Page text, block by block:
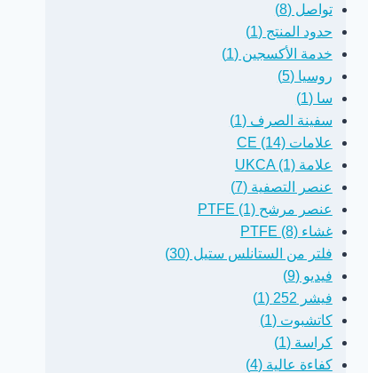
تواصل (8)
حدود المنتج (1)
خدمة الأكسجين (1)
روسيا (5)
سا (1)
سفينة الصرف (1)
علامات CE (14)
علامة UKCA (1)
عنصر التصفية (7)
عنصر مرشح PTFE (1)
غشاء PTFE (8)
فلتر من الستانلس ستيل (30)
فيديو (9)
فيشر 252 (1)
كاتشبوت (1)
كراسة (1)
كفاءة عالية (4)